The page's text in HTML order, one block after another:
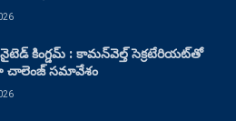
కింగ్డమ్ : కామన్‌వెల్త్ సెక్రటేరియట్‌తో
చాలెంజ్ సమావేశం